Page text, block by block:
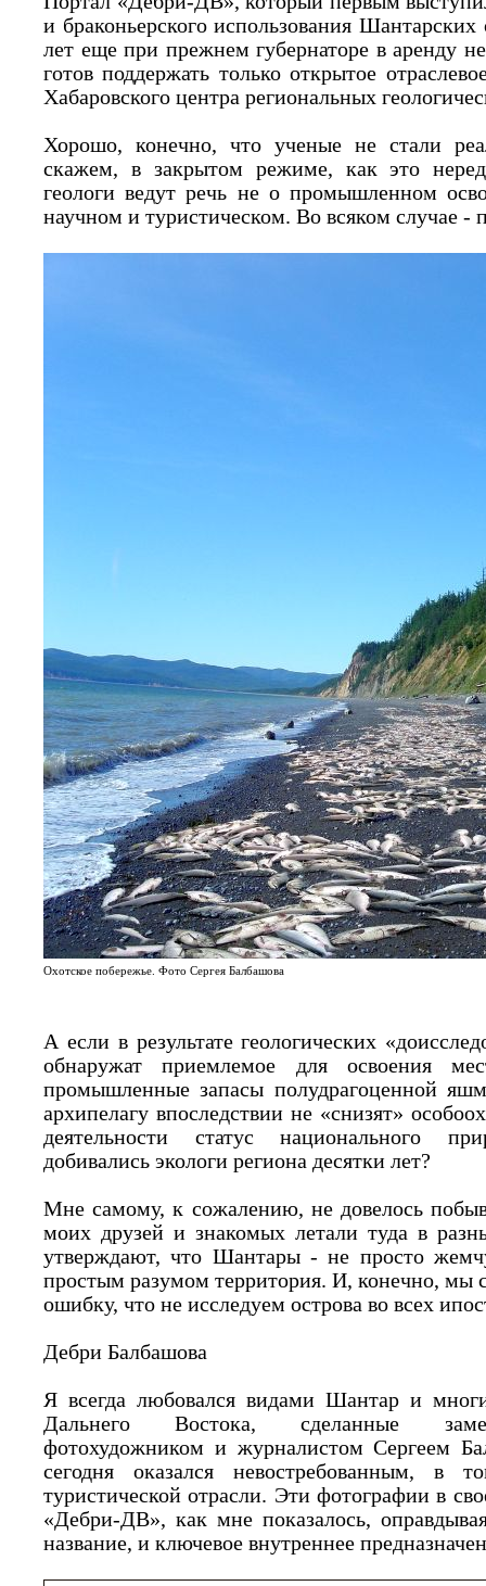
и браконьерского использования
лет еще при прежнем губернаторе в аренду
готов поддержать только открытое
Хабаровского центра региональных
Хорошо, конечно, что ученые не стали
скажем, в закрытом режиме, как это
геологи ведут речь не о промышленном
научном и туристическом. Во всяком случае -
Охотское побережье. Фото Сергея Балбашова
А если в результате геологических
обнаружат приемлемое для освоения
промышленные запасы полудрагоценной
архипелагу впоследствии не «снизят»
деятельности статус национального
добивались экологи региона десятки лет?
Мне самому, к сожалению, не довелось
моих друзей и знакомых летали туда в
утверждают, что Шантары - не просто
простым разумом территория. И, конечно, мы
ошибку, что не исследуем острова во всех
Дебри Балбашова
Я всегда любовался видами Шантар и
Дальнего Востока, сделанные
фотохудожником и журналистом Сергеем
сегодня оказался невостребованным,
туристической отрасли. Эти фотографии в
«Дебри-ДВ», как мне показалось,
название, и ключевое внутреннее